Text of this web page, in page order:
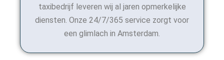
taxibedrijf leveren wij al jaren opmerkelijke
diensten. Onze 24/7/365 service zorgt voor
een glimlach in Amsterdam.